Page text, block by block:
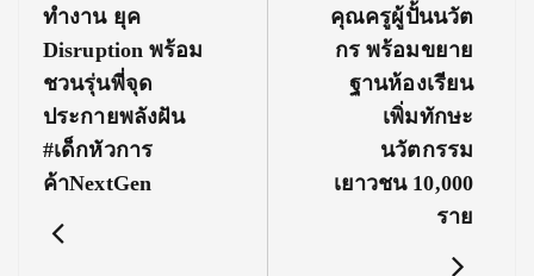
ทำงาน ยุค
Disruption พร้อม
ชวนรุ่นพี่จุด
ประกายพลังฝัน
#เด็กหัวการ
ค้าNextGen
คุณครูผู้ปั้นนวัต
กร พร้อมขยาย
ฐานห้องเรียน
เพิ่มทักษะ
นวัตกรรม
เยาวชน 10,000
ราย